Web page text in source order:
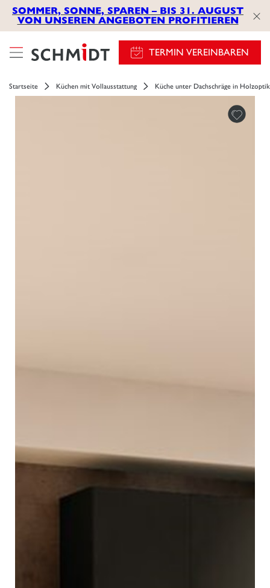
SOMMER, SONNE, SPAREN – BIS 31. AUGUST
VON UNSEREN ANGEBOTEN PROFITIEREN
TERMIN VEREINBAREN
Startseite Küchen mit Vollausstattung Küche unter Dachschräge in Holzoptik